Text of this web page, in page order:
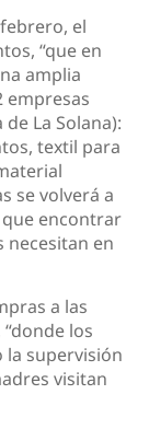
el
“que en
amplia
empresas
La Solana):
textil para
se volverá a
encontrar
necesitan en
a las
“donde los
supervisión
visitan